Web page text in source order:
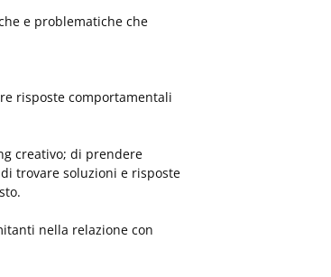
e problematiche che
risposte comportamentali
creativo; di prendere
trovare soluzioni e risposte
nella relazione con